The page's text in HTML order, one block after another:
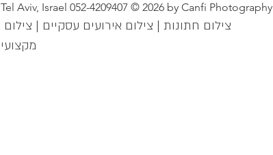
Tel Aviv, Israel 052-4209407 © 2026 by Canfi Photography
מקצועי